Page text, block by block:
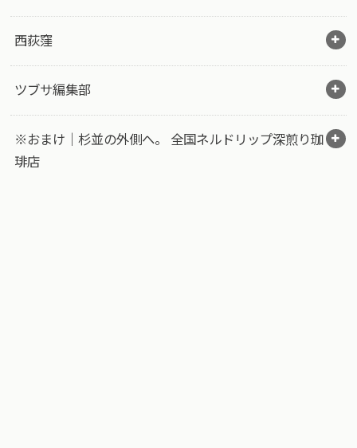
西荻窪
ツブサ編集部
※おまけ｜杉並の外側へ。 全国ネルドリップ深煎り珈
琲店